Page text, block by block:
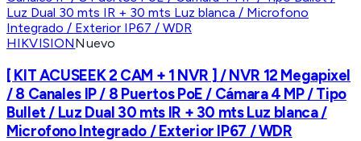
HIKVISIONNuevo
[ KIT ACUSEEK 2 CAM + 1 NVR ] / NVR 12 Megapixel
/ 8 Canales IP / 8 Puertos PoE / Cámara 4 MP / Tipo
Bullet / Luz Dual 30 mts IR + 30 mts Luz blanca /
Microfono Integrado / Exterior IP67 / WDR